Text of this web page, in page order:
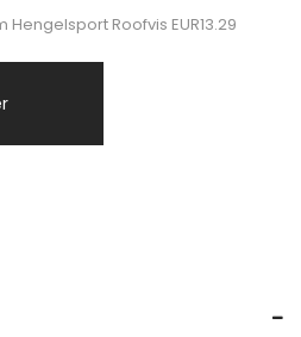
Roofvis EUR13.29